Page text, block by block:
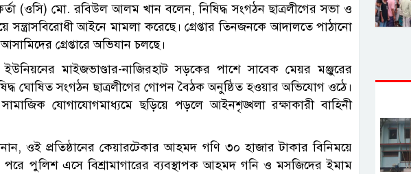
(ওসি) মো. রবিউল আলম খান বলেন, নিষিদ্ধ সংগঠন ছাত্রলীগের সভা ও
সন্ত্রাসবিরোধী আইনে মামলা করেছে। গ্রেপ্তার তিনজনকে আদালতে পাঠানো
গ্রেপ্তারে অভিযান চলছে।
মাইজভাণ্ডার-নাজিরহাট সড়কের পাশে সাবেক মেয়র মঞ্জুরের
ঘোষিত সংগঠন ছাত্রলীগের গোপন বৈঠক অনুষ্ঠিত হওয়ার অভিযোগ ওঠে।
যোগাযোগমাধ্যমে ছড়িয়ে পড়লে আইনশৃঙ্খলা রক্ষাকারী বাহিনী
ওই প্রতিষ্ঠানের কেয়ারটেকার আহমদ গণি ৩০ হাজার টাকার বিনিময়ে
পরে পুলিশ এসে বিশ্রামাগারের ব্যবস্থাপক আহমদ গনি ও মসজিদের ইমাম